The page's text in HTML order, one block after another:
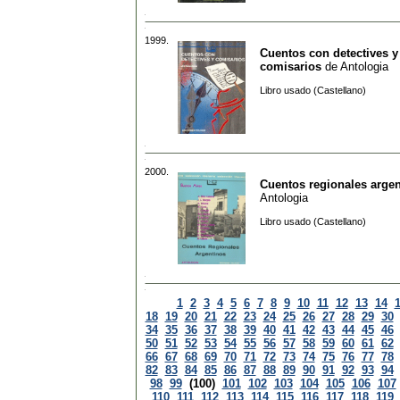
1999.
Cuentos con detectives y
comisarios de Antologia
Libro usado (Castellano)
2000.
Cuentos regionales
Antologia
Libro usado (Castellano)
1 2 3 4 5 6 7 8 9 10 11 12 13 14
18 19 20 21 22 23 24 25 26 27 28 29 30
34 35 36 37 38 39 40 41 42 43 44 45 46
50 51 52 53 54 55 56 57 58 59 60 61 62
66 67 68 69 70 71 72 73 74 75 76 77 78
82 83 84 85 86 87 88 89 90 91 92 93 94
98 99 (100) 101 102 103 104 105 106 107
110 111 112 113 114 115 116 117 118 119